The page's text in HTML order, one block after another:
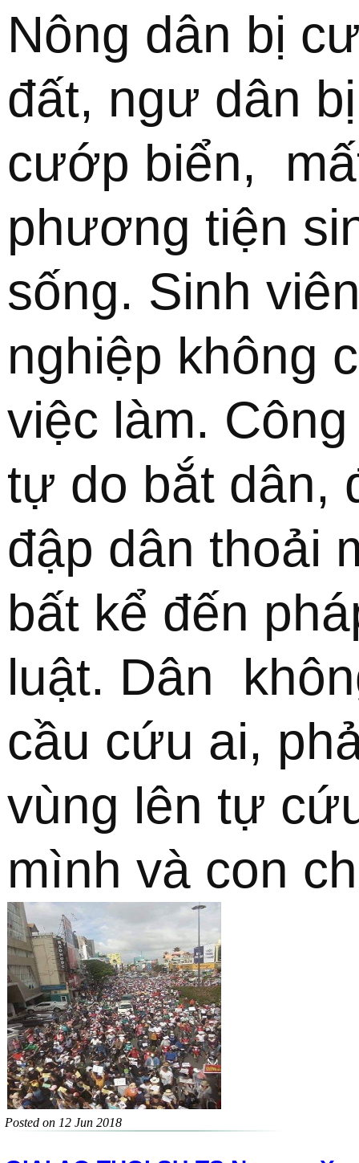
Nông dân bị
đất, ngư dân bị
cướp biển,
phương tiện
sống. Sinh
nghiệp không
việc làm.
tự do bắt dân,
đập dân thoải
bất kể đến
luật. Dân
cầu cứu ai,
vùng lên tự
mình và con
Posted on 12 Jun 2018